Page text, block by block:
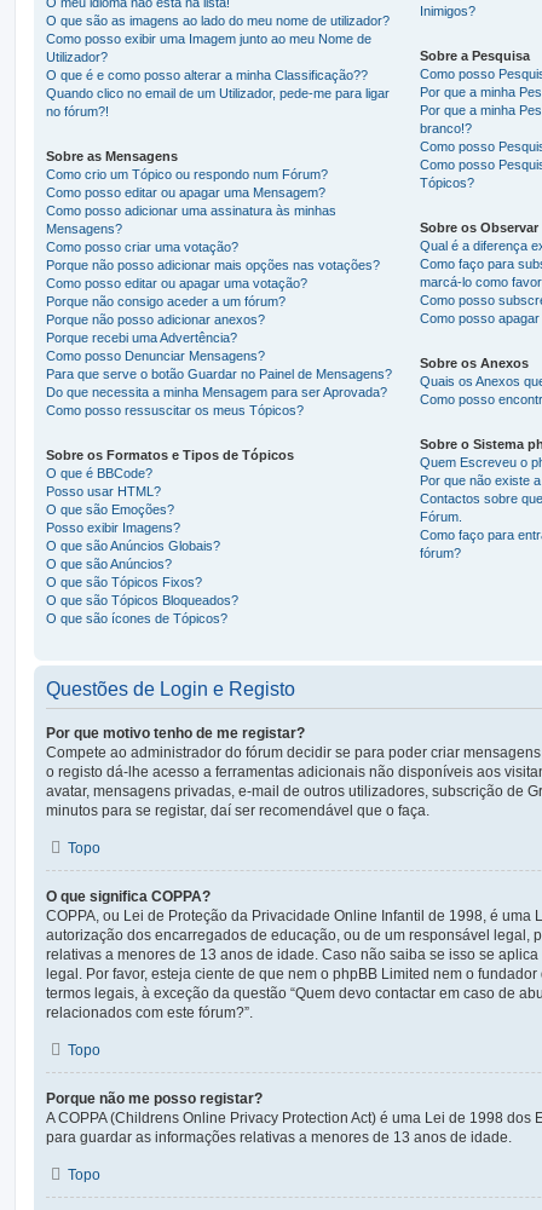
O que são as imagens ao lado do meu nome de utilizador?
Como posso exibir uma Imagem junto ao meu Nome de
Utilizador?
O que é e como posso alterar a minha Classificação??
Quando clico no email de um Utilizador, pede-me para ligar
no fórum?!
Sobre as Mensagens
Como crio um Tópico ou respondo num Fórum?
Como posso editar ou apagar uma Mensagem?
Como posso adicionar uma assinatura às minhas
Mensagens?
Como posso criar uma votação?
Porque não posso adicionar mais opções nas votações?
Como posso editar ou apagar uma votação?
Porque não consigo aceder a um fórum?
Porque não posso adicionar anexos?
Porque recebi uma Advertência?
Como posso Denunciar Mensagens?
Para que serve o botão Guardar no Painel de Mensagens?
Do que necessita a minha Mensagem para ser Aprovada?
Como posso ressuscitar os meus Tópicos?
Sobre os Formatos e Tipos de Tópicos
O que é BBCode?
Posso usar HTML?
O que são Emoções?
Posso exibir Imagens?
O que são Anúncios Globais?
O que são Anúncios?
O que são Tópicos Fixos?
O que são Tópicos Bloqueados?
O que são ícones de Tópicos?
Inimigos?
Sobre a Pesquisa
Como posso
Por que a minha
Por que a minha
branco!?
Como posso
Como posso
Tópicos?
Sobre os
Qual é a diferença
Como faço para
marcá-lo como
Como posso
Como posso
Sobre os Anexos
Quais os Anexos
Como posso
Sobre o Sistema
Quem Escreveu o
Por que não existe
Contactos sobre
Fórum.
Como faço para
fórum?
Questões de Login e Registo
Por que motivo tenho de me registar?
Compete ao administrador do fórum decidir se para poder criar
o registo dá-lhe acesso a ferramentas adicionais não disponíveis aos
avatar, mensagens privadas, e-mail de outros utilizadores, subscrição de
minutos para se registar, daí ser recomendável que o faça.
Topo
O que significa COPPA?
COPPA, ou Lei de Proteção da Privacidade Online Infantil de 1998, é uma
autorização dos encarregados de educação, ou de um responsável legal,
relativas a menores de 13 anos de idade. Caso não saiba se isso se
legal. Por favor, esteja ciente de que nem o phpBB Limited nem o
termos legais, à exceção da questão “Quem devo contactar em caso de
relacionados com este fórum?”.
Topo
Porque não me posso registar?
A COPPA (Childrens Online Privacy Protection Act) é uma Lei de 1998 dos
para guardar as informações relativas a menores de 13 anos de idade.
Topo